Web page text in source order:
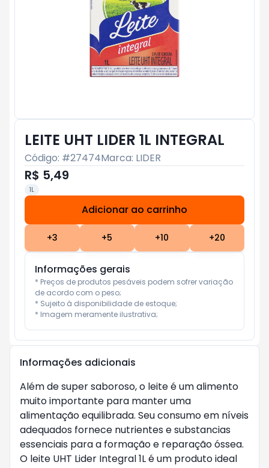
LEITE UHT LIDER 1L INTEGRAL
Código: #27474Marca: LIDER
R$ 5,49
1L
Adicionar ao carrinho
+3 +5 +10 +20
Informações gerais
* Preços de produtos pesáveis podem sofrer variação
de acordo com o peso;
* Sujeito à disponibilidade de estoque;
* Imagem meramente ilustrativa;
Informações adicionais
Além de super saboroso, o leite é um alimento
muito importante para manter uma
alimentação equilibrada. Seu consumo em níveis
adequados fornece nutrientes e substancias
essenciais para a formação e reparação óssea.
O leite UHT Lider Integral 1L é um produto ideal